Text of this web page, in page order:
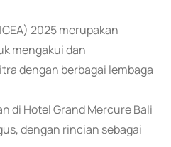
2025 merupakan
mengakui dan
dengan berbagai lembaga
di Hotel Grand Mercure Bali
dengan rincian sebagai